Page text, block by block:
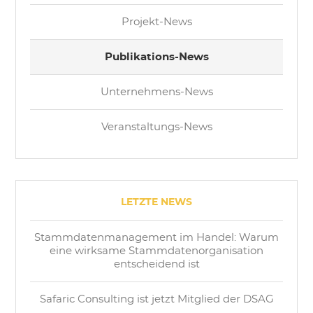
Projekt-News
Publikations-News
Unternehmens-News
Veranstaltungs-News
LETZTE NEWS
Stammdatenmanagement im Handel: Warum
eine wirksame Stammdatenorganisation
entscheidend ist
Safaric Consulting ist jetzt Mitglied der DSAG